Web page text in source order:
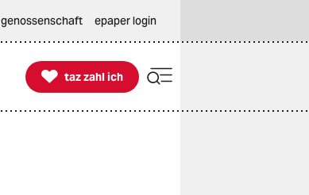
genossenschaft epaper login

taz zahl ich
taz zahl ich